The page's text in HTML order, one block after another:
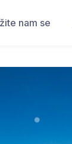
nam se